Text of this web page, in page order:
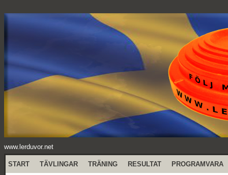
www.lerduvor.net
START TÄVLINGAR TRÄNING RESULTAT PROGRAMVARA